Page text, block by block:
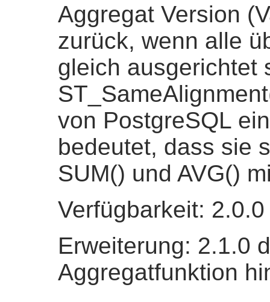
Aggregat Version
zurück, wenn alle
gleich ausgerichtet
von PostgreSQL
bedeutet, dass sie
SUM() und AVG()
Verfügbarkeit: 2.0.0
Erweiterung: 2.1.0
Aggregatfunktion